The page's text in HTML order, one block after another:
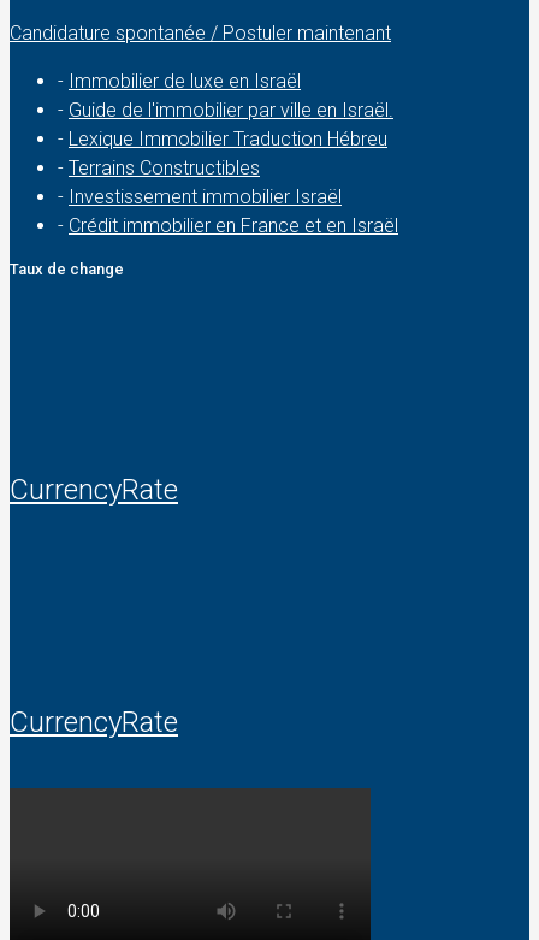
Candidature spontanée / Postuler maintenant
- Immobilier de luxe en Israël
- Guide de l'immobilier par ville en Israël.
- Lexique Immobilier Traduction Hébreu
- Terrains Constructibles
- Investissement immobilier Israël
- Crédit immobilier en France et en Israël
Taux de change
CurrencyRate
CurrencyRate